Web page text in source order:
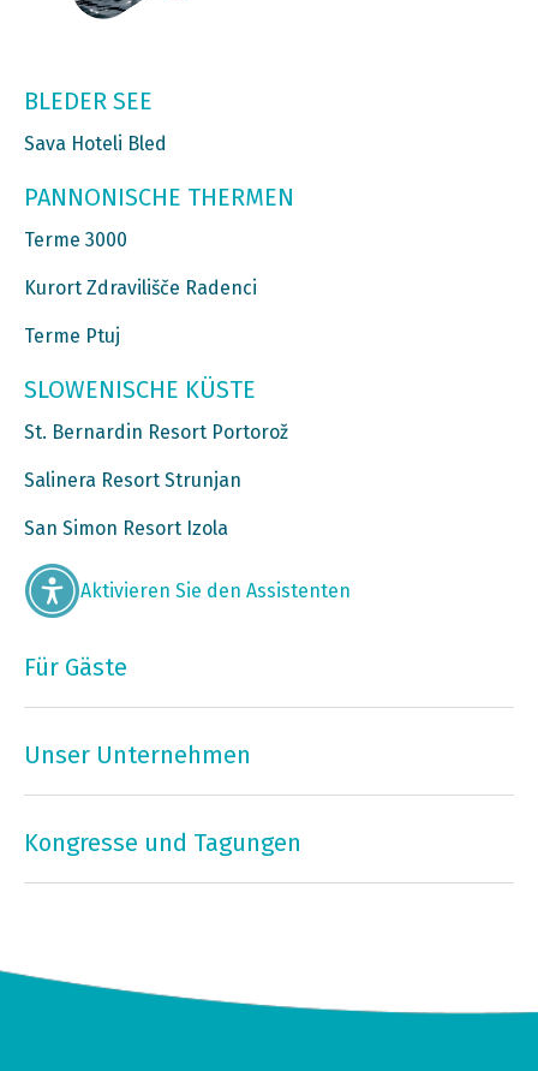
BLEDER SEE
Sava Hoteli Bled
PANNONISCHE THERMEN
Terme 3000
Kurort Zdravilišče Radenci
Terme Ptuj
SLOWENISCHE KÜSTE
St. Bernardin Resort Portorož
Salinera Resort Strunjan
San Simon Resort Izola
Aktivieren Sie den Assistenten
Für Gäste
Unser Unternehmen
Kongresse und Tagungen